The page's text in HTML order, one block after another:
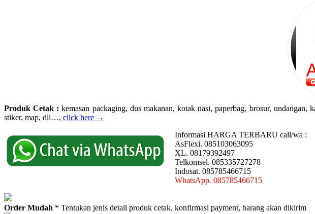
Produk Cetak : kemasan packaging, dus makanan, kotak nasi, paperbag, brosur,
stiker, map, dll…, click here →
Informasi HARGA TERBARU call/wa :
AsFlexi. 085103063095
XL. 08179392497
Telkomsel. 085335727278
Indosat. 085785466715
WhatsApp. 085785466715
Order Mudah * Tentukan jenis detail produk cetak, konfirmasi payment, barang akan dikirim